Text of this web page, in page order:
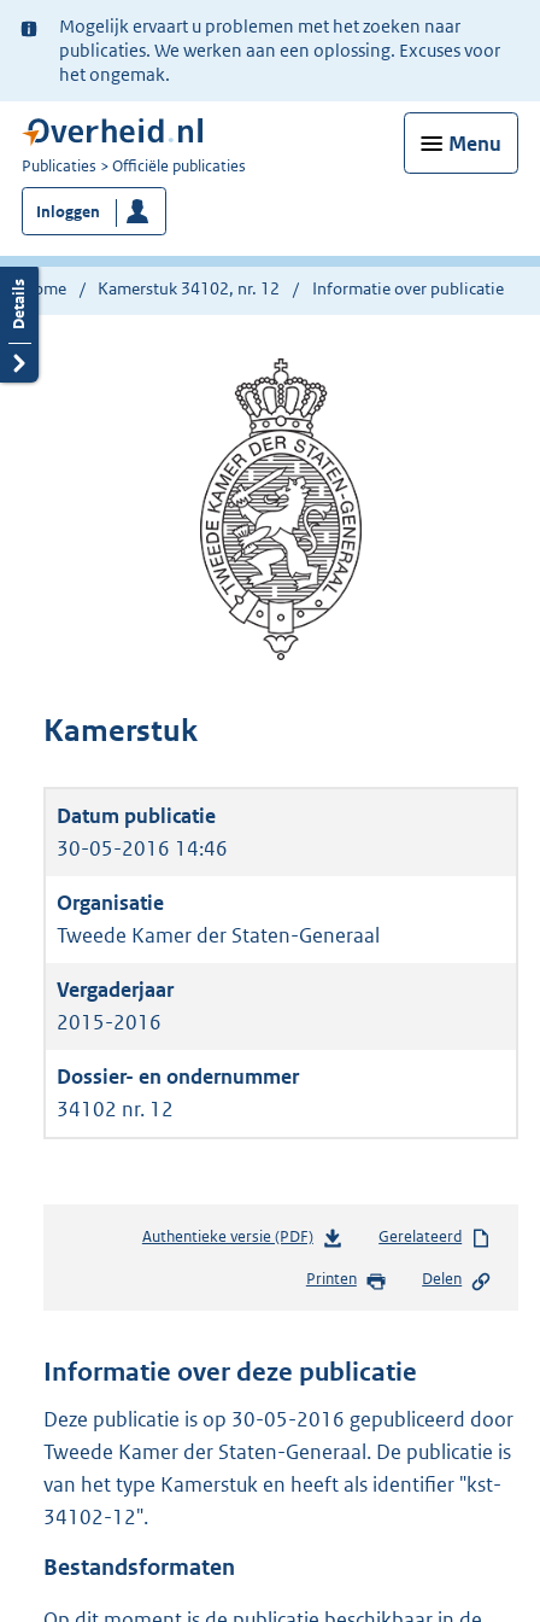
Ter
informatie:
Mogelijk ervaart u problemen met het zoeken naar
publicaties. We werken aan een oplossing. Excuses voor
het ongemak.
Menu
U
bent
nu
hier:
Publicaties Officiële publicaties
Inloggen
Home Kamerstuk 34102, nr. 12 Informatie over publicatie
Kamerstuk
30-05-2016 14:46
Tweede Kamer der Staten-Generaal
2015-2016
34102 nr. 12
Authentieke versie (PDF)b
s
n
s
r
o
:
Gerelateerd
Printen Delen
Informatie over deze publicatie
Deze publicatie is op 30-05-2016 gepubliceerd door
Tweede Kamer der Staten-Generaal. De publicatie is
van het type Kamerstuk en heeft als identifier "kst-
34102-12".
Bestandsformaten